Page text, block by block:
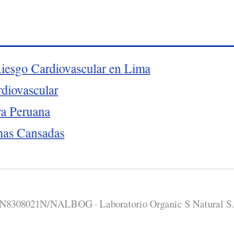
Cardiovascular en Lima
Peruana
Cansadas
NALBOG · Laboratorio Organic S Natural